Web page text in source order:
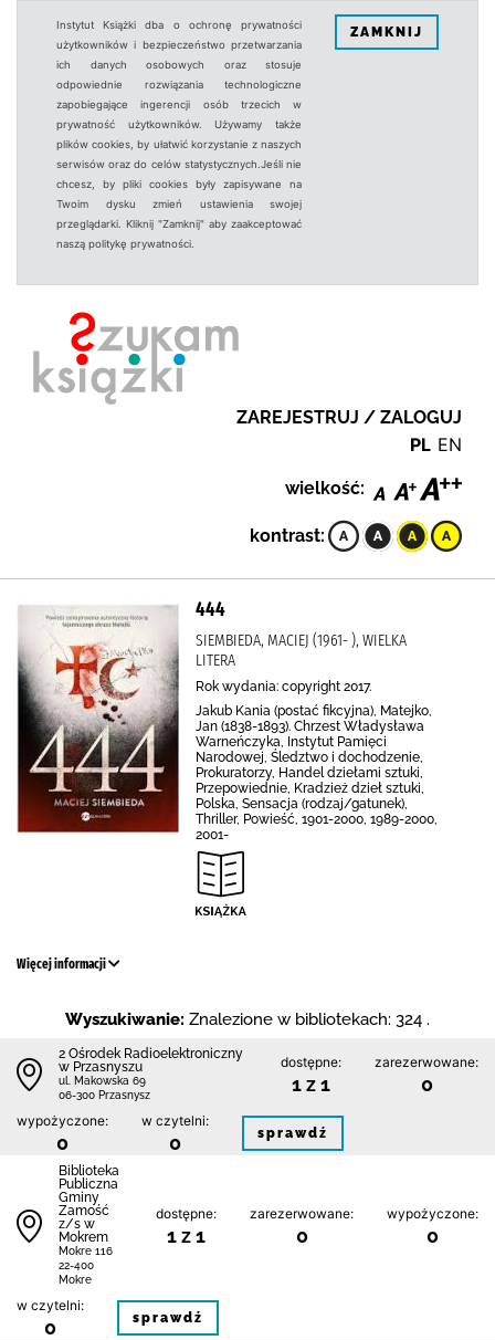
Instytut Książki dba o ochronę prywatności
użytkowników i bezpieczeństwo przetwarzania
ich danych osobowych oraz stosuje
odpowiednie rozwiązania technologiczne
zapobiegające ingerencji osób trzecich w
prywatność użytkowników. Używamy także
plików cookies, by ułatwić korzystanie z naszych
serwisów oraz do celów statystycznych.Jeśli nie
chcesz, by pliki cookies były zapisywane na
Twoim dysku zmień ustawienia swojej
przeglądarki. Kliknij "Zamknij" aby zaakceptować
naszą politykę prywatności.
ZAMKNIJ
ZAREJESTRUJ / ZALOGUJ
PL EN
wielkość:
kontrast:
444
SIEMBIEDA, MACIEJ (1961- ), WIELKA
LITERA
Rok wydania: copyright 2017.
Jakub Kania (postać fikcyjna), Matejko,
Jan (1838-1893). Chrzest Władysława
Warneńczyka, Instytut Pamięci
Narodowej, Śledztwo i dochodzenie,
Prokuratorzy, Handel dziełami sztuki,
Przepowiednie, Kradzież dzieł sztuki,
Polska, Sensacja (rodzaj/gatunek),
Thriller, Powieść, 1901-2000, 1989-2000,
2001-
Więcej informacji
Wyszukiwanie: Znalezione w bibliotekach: 324 .
2 Ośrodek Radioelektroniczny
w Przasnyszu
ul. Makowska 69
06-300 Przasnysz
dostępne:
1 z 1
zarezerwowane:
0
wypożyczone:
0
w czytelni:
0 sprawdź
Biblio­teka
Publiczna
Gminy
Zamość
z/s w
Mokrem
Mokre 116
22-400
Mokre
dostępne:
1 z 1
zarezerwowane:
0
wypożyczone:
0
w czytelni:
0 sprawdź